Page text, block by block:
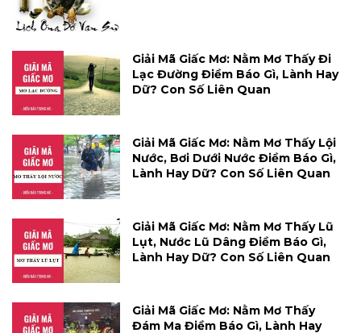
Giải Mã Giấc Mơ: Nằm Mơ Thấy Đi
Lạc Đường Điềm Báo Gì, Lành Hay
Dữ? Con Số Liên Quan
Giải Mã Giấc Mơ: Nằm Mơ Thấy Lội
Nước, Bơi Dưới Nước Điềm Báo Gì,
Lành Hay Dữ? Con Số Liên Quan
Giải Mã Giấc Mơ: Nằm Mơ Thấy Lũ
Lụt, Nước Lũ Dâng Điềm Báo Gì,
Lành Hay Dữ? Con Số Liên Quan
Giải Mã Giấc Mơ: Nằm Mơ Thấy
Đám Ma Điềm Báo Gì, Lành Hay